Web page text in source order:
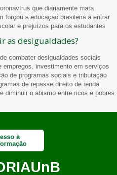
que diariamente mata
forçou a educação brasileira a entrar
e prejuízos para os estudantes
as desigualdades?
combater desigualdades sociais
empregos, investimento em serviços
de programas sociais e tributação
de repasse direito de renda
diminuir o abismo entre ricos e pobres
à
UnB